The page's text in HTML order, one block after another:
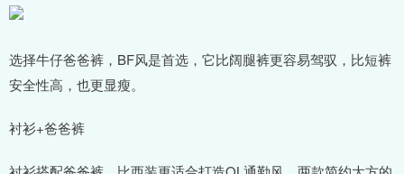
选择牛仔爸爸裤，BF风是首选，它比阔腿裤更容易驾驭，比短裤
安全性高，也更显瘦。
衬衫+爸爸裤